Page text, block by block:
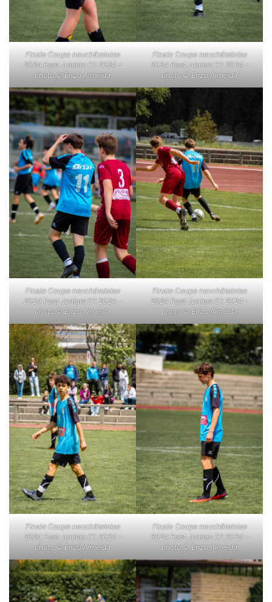
Finale Coupe neuchâteloise
2024 Foot Juniors C1 2024 –
photo © Enzo Almeida
Finale Coupe neuchâteloise
2024 Foot Juniors C1 2024 –
photo © Enzo Almeida
Finale Coupe neuchâteloise
2024 Foot Juniors C1 2024 –
photo © Enzo Almeida
Finale Coupe neuchâteloise
2024 Foot Juniors C1 2024 –
photo © Enzo Almeida
Finale Coupe neuchâteloise
2024 Foot Juniors C1 2024 –
photo © Enzo Almeida
Finale Coupe neuchâteloise
2024 Foot Juniors C1 2024 –
photo © Enzo Almeida